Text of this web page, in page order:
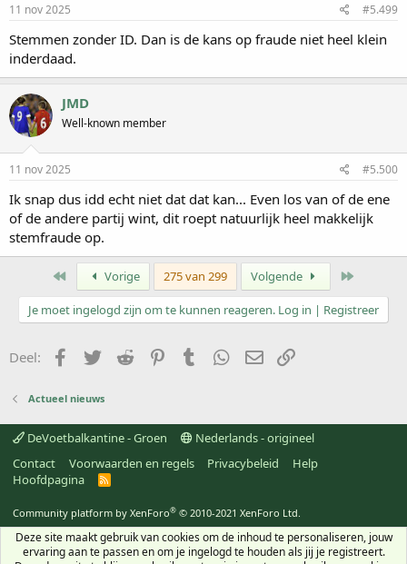
11 nov 2025 #5.499
Stemmen zonder ID. Dan is de kans op fraude niet heel klein
inderdaad.
JMD
Well-known member
11 nov 2025 #5.500
Ik snap dus idd echt niet dat dat kan... Even los van of de ene
of de andere partij wint, dit roept natuurlijk heel makkelijk
stemfraude op.
Eerste Vorige 275 van 299 Volgende
Je moet ingelogd zijn om te kunnen reageren. Log in | Registreer
Deel: Facebook
Twitter Reddit PinterestTumblr WhatsApp
E-mail
Actueel nieuws
DeVoetbalkantine - Groen
Nederlands - origineel
Contact
Voorwaarden en regels Privacybeleid
Help
Hoofdpagina
R
Community platform by XenForo® © 2010-2021 XenForo Ltd.
Deze site maakt gebruik van cookies om de inhoud te personaliseren, jouw
ervaring aan te passen en om je ingelogd te houden als jij je registreert.